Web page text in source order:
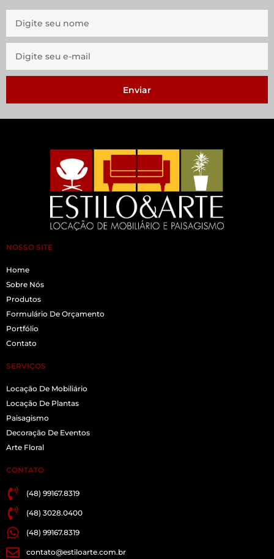
Enviar
NOSSO SITE
Home
Sobre Nós
Produtos
Formulário De Orçamento
Portfólio
Contato
SERVIÇOS
Locação De Mobiliário
Locação De Plantas
Paisagismo
Decoração De Eventos
Arte Floral
CONTATO
(48) 99167.8319
(48) 3028.0400
(48) 99167.8319
contato@estiloarte.com.br